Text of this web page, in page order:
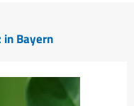
Bayern